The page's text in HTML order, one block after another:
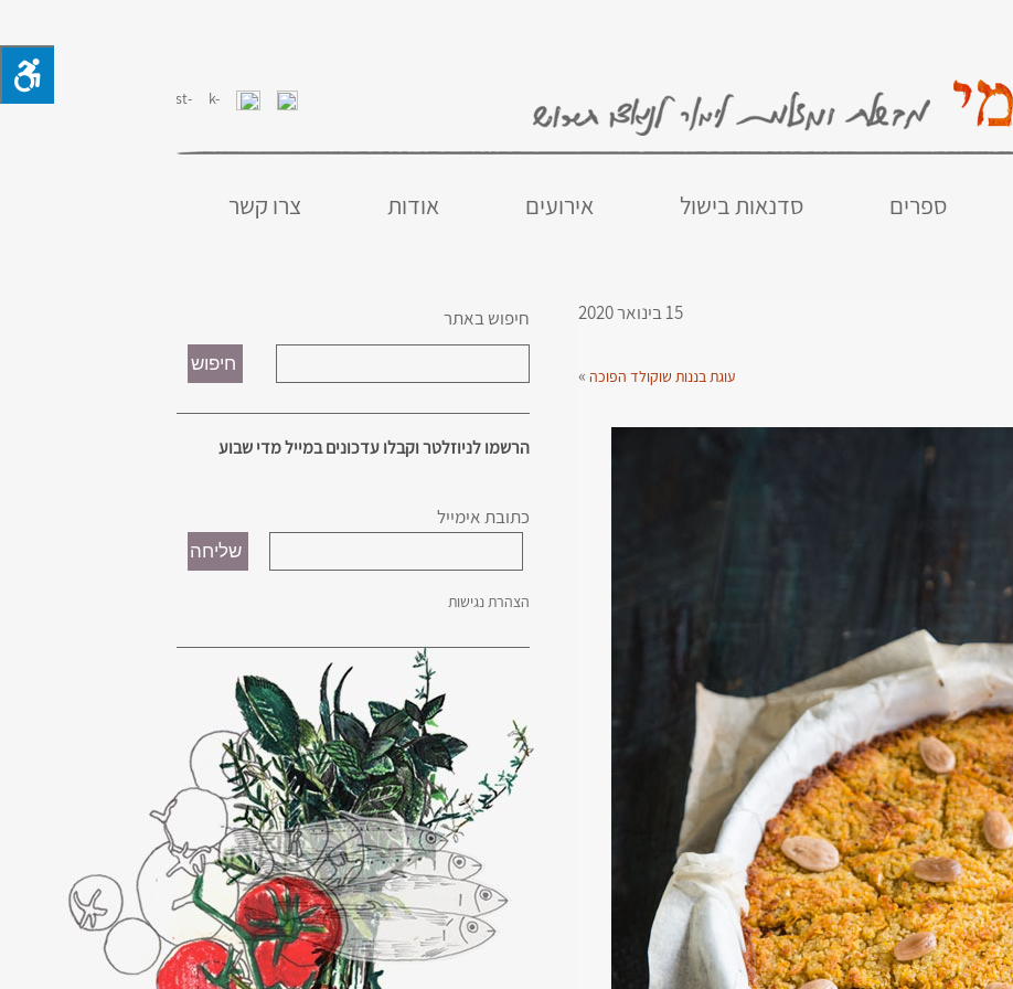
ספרים סדנאות בישול אירועים אודות צרו קשר
15 בינואר 2020
עוגת בננות שוקולד הפוכה »
חיפוש באתר
הרשמו לניוזלטר וקבלו עדכונים במייל מדי שבוע
כתובת אימייל
הצהרת נגישות